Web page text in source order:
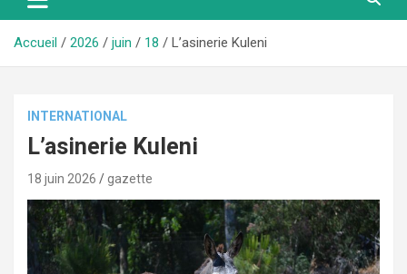
Accueil 2026 juin 18 L’asinerie Kuleni
INTERNATIONAL
L’asinerie Kuleni
18 juin 2026 gazette